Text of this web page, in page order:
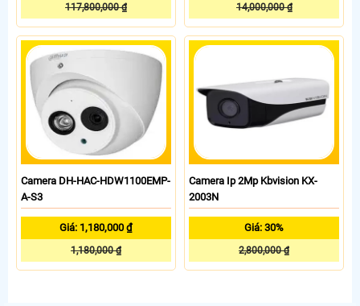
117,800,000 ₫ 14,000,000 ₫
Camera DH-HAC-HDW1100EMP-
A-S3
Giá: 1,180,000 ₫
1,180,000 ₫
Camera Ip 2Mp Kbvision KX-
2003N
Giá: 30%
2,800,000 ₫